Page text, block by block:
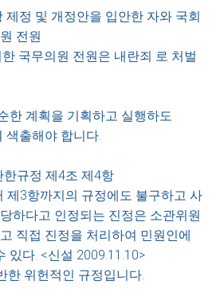
제정 및 개정안을 입안한 자와 국회
전원
국무의원 전원은 내란죄 로 처벌
한 계획을 기획하고 실행하도
색출해야 합니다.
규정 제4조 제4항
제3항까지의 규정에도 불구하고 사
하다고 인정되는 진정은 소관위원
직접 진정을 처리하여 민원인에
있다. <신설 2009.11.10>
한 위헌적인 규정입니다.